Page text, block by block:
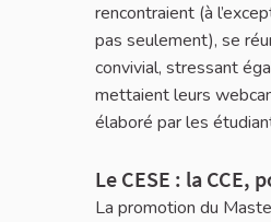
rencontraient (à
pas seulement), se
convivial, stressant
mettaient leurs
élaboré par les
Le CESE : la CCE,
La promotion du